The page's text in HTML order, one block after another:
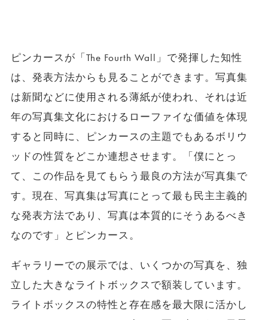
ピンカースが「The Fourth Wall」で発揮した知性
は、発表方法からも見ることができます。写真集
は新聞などに使用される薄紙が使われ、それは近
年の写真集文化におけるローファイな価値を体現
すると同時に、ピンカースの主題でもあるボリウ
ッドの性質をどこか連想させます。「僕にとっ
て、この作品を見てもらう最良の方法が写真集で
す。現在、写真集は写真にとって最も民主主義的
な発表方法であり、写真は本質的にそうあるべき
なのです」とピンカース。
ギャラリーでの展示では、いくつかの写真を、独
立した大きなライトボックスで額装しています。
ライトボックスの特性と存在感を最大限に活かし